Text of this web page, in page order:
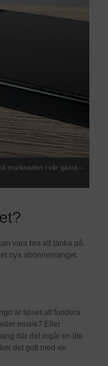
marknaden i vår tjänst –
vara bra att tänka på.
nya abonnemanget.
är tipset att fundera
musik? Eller
där det ingår en lite
det gott med en